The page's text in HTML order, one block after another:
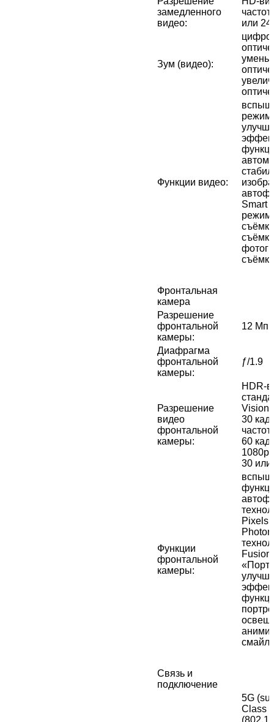
замедленного
видео:
или
Зум (видео):
Функции видео:
режим
Smart
Фронтальная
камера
Разрешение
фронтальной
камеры:
12 Мп
Диафрагма
фронтальной
камеры:
ƒ/1.9
Разрешение
видео
фронтальной
камеры:
Vision
30
60
1080p
30 или
Функции
фронтальной
камеры:
Pixels,
Связь и
подключение
5G
Class